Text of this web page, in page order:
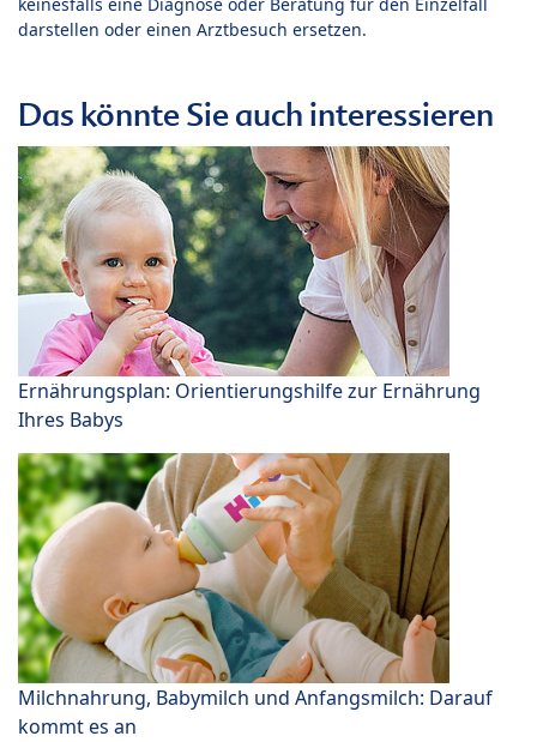
darstellen oder einen Arztbesuch ersetzen.
Das könnte Sie auch interessieren
Ernährungsplan: Orientierungshilfe zur Ernährung
Ihres Babys
Milchnahrung, Babymilch und Anfangsmilch: Darauf
kommt es an